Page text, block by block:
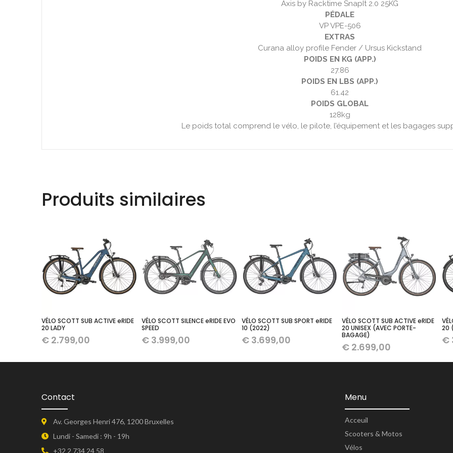
Axis by Racktime SnapIt 2.0 25KG
PÉDALE
VP VPE-506
EXTRAS
Curana alloy profile Fender / Ursus Kickstand
POIDS EN KG (APP.)
27.86
POIDS EN LBS (APP.)
61.42
POIDS GLOBAL
128kg
Le poids total comprend le vélo, le pilote, l’équipement et les bagages
Produits similaires
VÉLO SCOTT SUB ACTIVE eRIDE
20 LADY
€ 2.799,00
VÉLO SCOTT SILENCE eRIDE EVO
SPEED
€ 3.999,00
VÉLO SCOTT SUB SPORT eRIDE
10 (2022)
€ 3.699,00
VÉLO SCOTT SUB ACTIVE eRIDE
20 UNISEX (AVEC PORTE-
BAGAGE)
€ 2.699,00
20
€
Contact
Av. Georges Henri 476, 1200 Bruxelles
Lundi - Samedi : 9h - 19h
+32 2 734 24 58
Menu
Acceuil
Scooters & Motos
Vélos